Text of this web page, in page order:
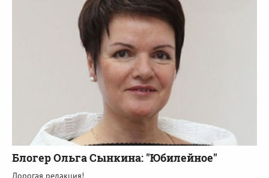
Блогер Ольга Сынкина: "Юбилейное"
Дорогая редакция!